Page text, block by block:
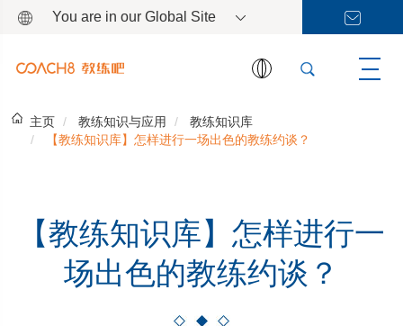
You are in our Global Site
主页 教练知识与应用
教练知识库
【教练知识库】怎样进行一场出色的教练约谈？
【教练知识库】怎样进行一
场出色的教练约谈？